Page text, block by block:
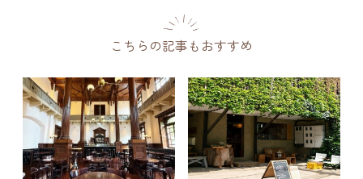
こちらの記事もおすすめ